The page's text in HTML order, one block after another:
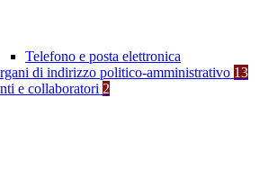
Telefono e posta elettronica
di indirizzo politico-amministrativo 13
e collaboratori 2